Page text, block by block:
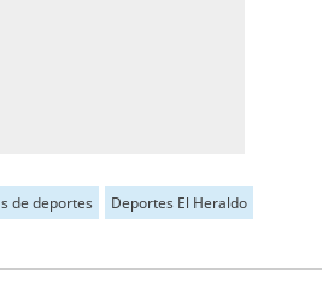
de deportes
Deportes El Heraldo